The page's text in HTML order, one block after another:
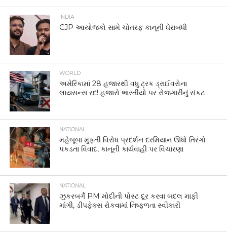
INDIA
CJP આયોજકો સામે ચોતરફ કાનૂની ઘેરાબંધી
WORLD
અમેરિકામાં 28 હજારથી વધુ ટ્રક ડ્રાઈવરોના
લાયસન્સ રદ! હજારો ભારતીયો પર રોજગારીનું સંકટ
NATIONAL
મહેબૂબા મુફ્તી વિરોધ પ્રદર્શન દરમિયાન ઊંધો તિરંગો
પકડતા વિવાદ, કાનૂની કાર્યવાહી પર વિચારણા
NATIONAL
ઝુકરબર્ગે PM મોદીની પોસ્ટ દૂર કરવા બદલ માફી
માંગી, ડીપફેક્સ રોકવામાં નિષ્ફળતા સ્વીકારી